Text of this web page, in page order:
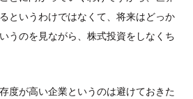
というわけではなくて、将来はどっか
うのを見ながら、株式投資をしなくち
度が高い企業というのは避けておきた